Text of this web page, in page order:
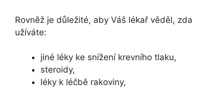
Rovněž je důležité, aby Váš lékař věděl, zda
užíváte:
jiné léky ke snížení krevního tlaku,
steroidy,
léky k léčbě rakoviny,